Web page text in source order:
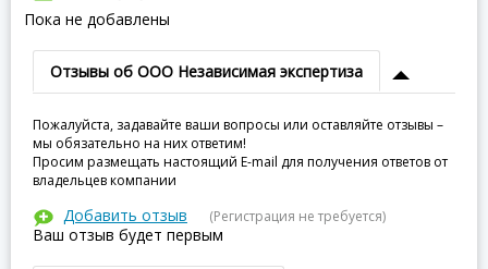
Пока не добавлены
Отзывы об ООО Независимая экспертиза
Пожалуйста, задавайте ваши вопросы или оставляйте отзывы –
мы обязательно на них ответим!
Просим размещать настоящий E-mail для получения ответов от
владельцев компании
Добавить отзыв (Регистрация не требуется)
Ваш отзыв будет первым